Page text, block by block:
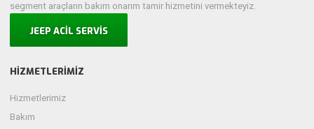
segment araçların bakım onarım tamir hizmetini vermekteyiz.
JEEP ACİL SERVİS
HIZMETLERIMIZ
Hizmetlerimiz
Bakım